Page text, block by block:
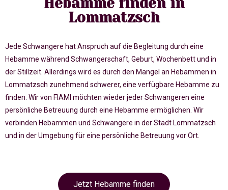
Lommatzsch
Jede Schwangere hat Anspruch auf die Begleitung durch eine
Hebamme während Schwangerschaft, Geburt, Wochenbett und in
der Stillzeit. Allerdings wird es durch den Mangel an Hebammen in
Lommatzsch zunehmend schwerer, eine verfügbare Hebamme zu
finden. Wir von FIAMI möchten wieder jeder Schwangeren eine
persönliche Betreuung durch eine Hebamme ermöglichen. Wir
verbinden Hebammen und Schwangere in der Stadt Lommatzsch
und in der Umgebung für eine persönliche Betreuung vor Ort.
Jetzt Hebamme finden